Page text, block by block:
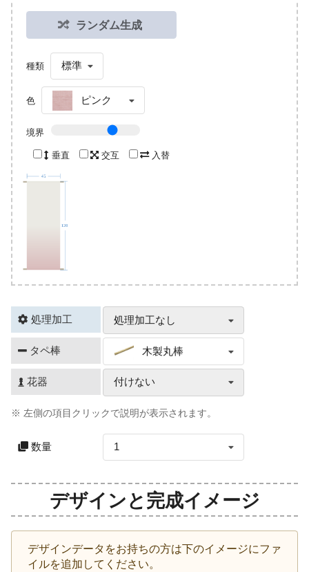
ランダム生成
種類 標準
色 ピンク
境界
垂直 交互 入替
処理加工 処理加工なし
タペ棒 木製丸棒
花器 付けない
※ 左側の項目クリックで説明が表示されます。
数量 1
デザインと完成イメージ
デザインデータをお持ちの方は下のイメージにファ
イルを追加してください。